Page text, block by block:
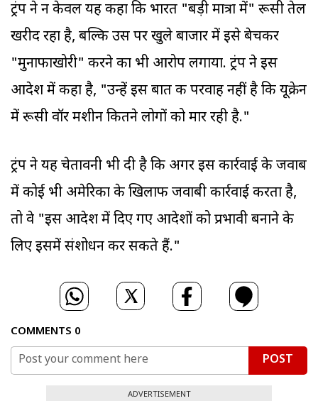
ट्रंप ने न केवल यह कहा कि भारत "बड़ी मात्रा में" रूसी तेल
खरीद रहा है, बल्कि उस पर खुले बाजार में इसे बेचकर
"मुनाफाखोरी" करने का भी आरोप लगाया. ट्रंप ने इस
आदेश में कहा है, "उन्हें इस बात की परवाह नहीं है कि यूक्रेन
में रूसी वॉर मशीन कितने लोगों को मार रही है."
ट्रंप ने यह चेतावनी भी दी है कि अगर इस कार्रवाई के जवाब
में कोई भी अमेरिका के खिलाफ जवाबी कार्रवाई करता है,
तो वे "इस आदेश में दिए गए आदेशों को प्रभावी बनाने के
लिए इसमें संशोधन कर सकते हैं."
COMMENTS 0
POST
ADVERTISEMENT